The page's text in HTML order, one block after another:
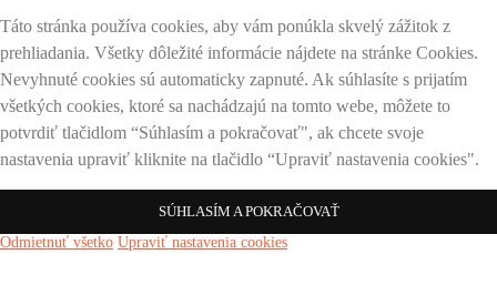
Táto stránka používa cookies, aby vám ponúkla skvelý zážitok z
prehliadania. Všetky dôležité informácie nájdete na stránke Cookies.
Nevyhnuté cookies sú automaticky zapnuté. Ak súhlasíte s prijatím
všetkých cookies, ktoré sa nachádzajú na tomto webe, môžete to
potvrdiť tlačidlom “Súhlasím a pokračovať", ak chcete svoje
nastavenia upraviť kliknite na tlačidlo “Upraviť nastavenia cookies".
SÚHLASÍM A POKRAČOVAŤ
Odmietnuť všetko Upraviť nastavenia cookies